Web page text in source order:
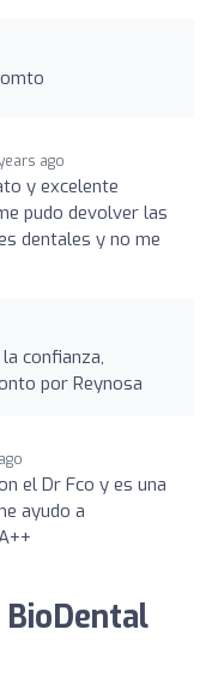
ago
y excelente
pudo devolver las
dentales y no me
confianza,
por Reynosa
el Dr Fco y es una
ayudo a